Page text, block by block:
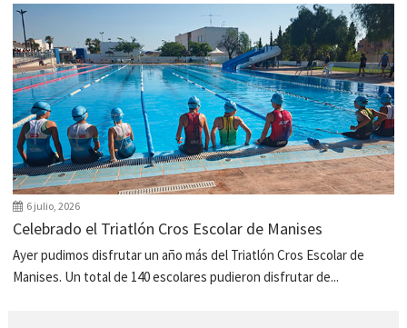
6 julio, 2026
Celebrado el Triatlón Cros Escolar de Manises
Ayer pudimos disfrutar un año más del Triatlón Cros Escolar de
Manises. Un total de 140 escolares pudieron disfrutar de...